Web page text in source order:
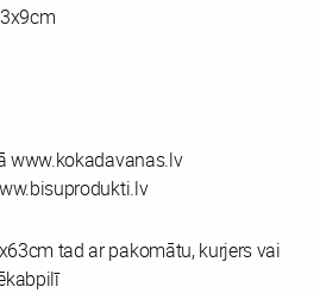
www.kokadavanas.lv
tad ar pakomātu, kurjers vai